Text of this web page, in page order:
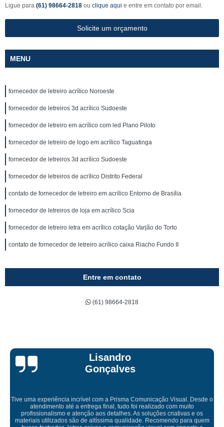
Ligue para (61) 98664-2818 ou clique aqui e entre em contato por email.
Solicite um orçamento
MENU
fornecedor de letreiro acrílico Noroeste
fornecedor de letreiros 3d acrílico Sudoeste
fornecedor de letreiro em acrílico com led Plano Piloto
fornecedor de letreiro de logo em acrílico Taguatinga
fornecedor de letreiros 3d acrílico Sudoeste
fornecedor de letreiros de acrílico Distrito Federal
contato de fornecedor de letreiro em acrílico Entorno de Brasília
fornecedor de letreiros de loja em acrílico Scia
fornecedor de letreiro letra em acrílico cotação Varjão do Torto
contato de fornecedor de letreiro acrílico caixa Riacho Fundo II
Entre em contato
(61) 98664-2818
Bruna Eduarda
Empresa maravilhosa, entregue antes do prazo e a instalação da lona
ficou perfeita, indico de olhos fechados